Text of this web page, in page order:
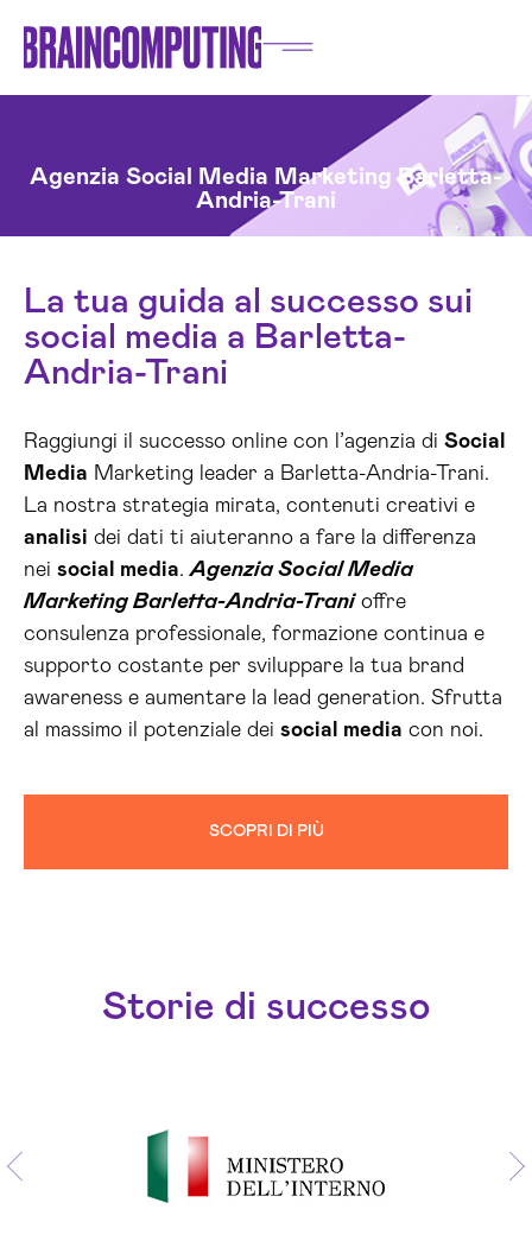
Agenzia Social Media Marketing Barletta-
Andria-Trani
La tua guida al successo sui
social media a Barletta-
Andria-Trani
Raggiungi il successo online con l’agenzia di Social
Media Marketing leader a Barletta-Andria-Trani.
La nostra strategia mirata, contenuti creativi e
analisi dei dati ti aiuteranno a fare la differenza
nei social media.Agenzia Social Media
Marketing Barletta-Andria-Tranioffre
consulenza professionale, formazione continua e
supporto costante per sviluppare la tua brand
awareness e aumentare la lead generation. Sfrutta
al massimo il potenziale dei social media con noi.
SCOPRI DI PIÙ
Storie di successo